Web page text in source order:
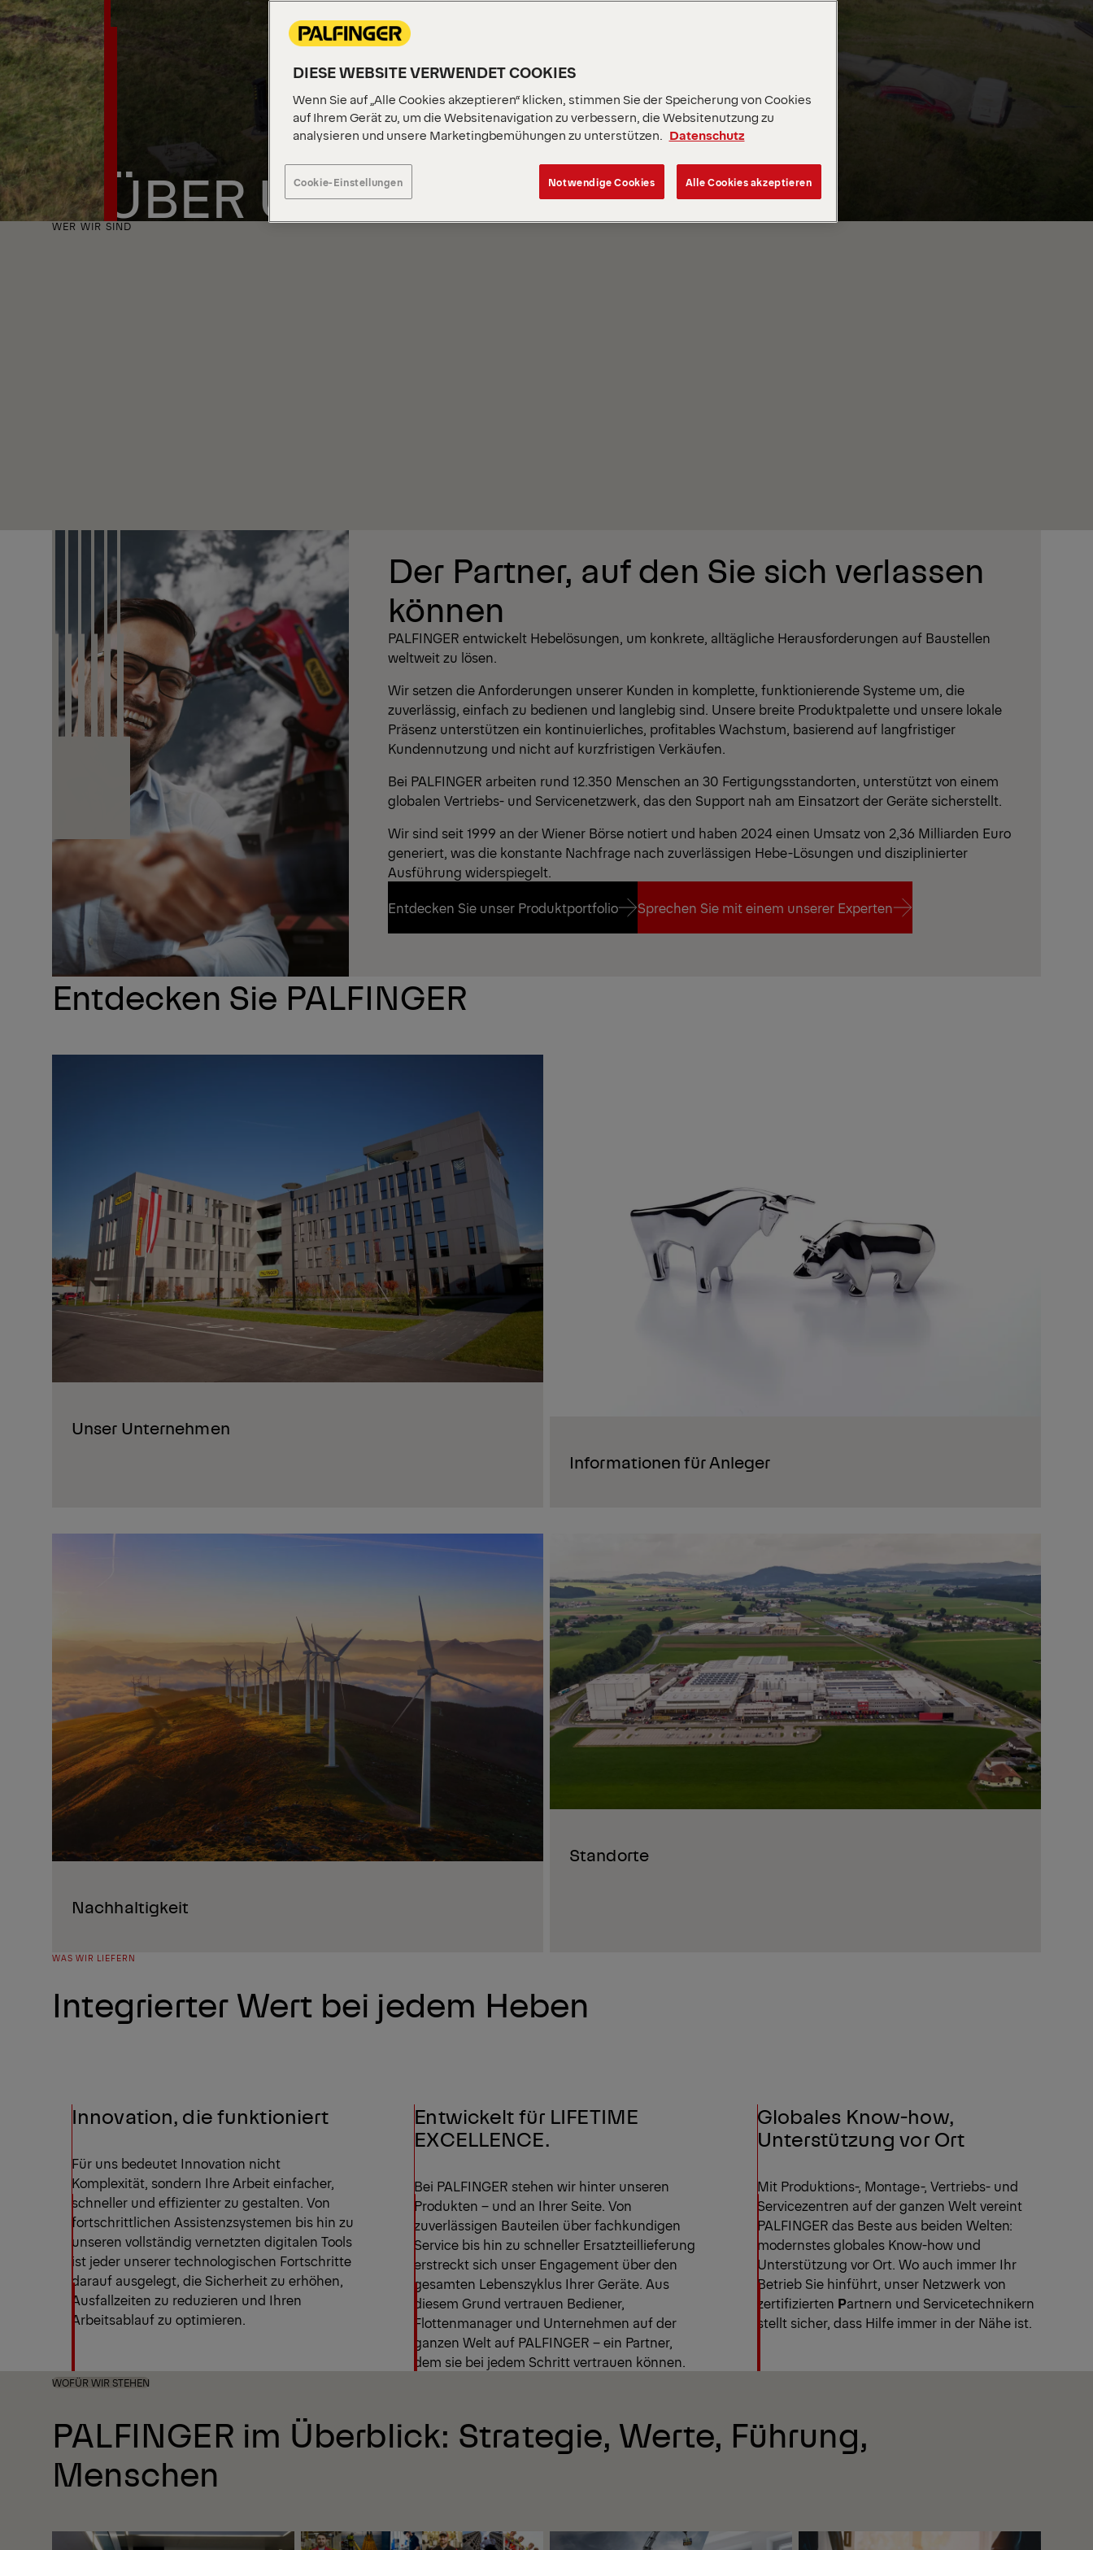
ÜBER UNS
WER WIR SIND
Der Partner, auf den Sie sich verlassen
können
PALFINGER entwickelt Hebelösungen, um konkrete, alltägliche Herausforderungen auf Baustellen
weltweit zu lösen.
Wir setzen die Anforderungen unserer Kunden in komplette, funktionierende Systeme um, die
zuverlässig, einfach zu bedienen und langlebig sind. Unsere breite Produktpalette und unsere lokale
Präsenz unterstützen ein kontinuierliches, profitables Wachstum, basierend auf langfristiger
Kundennutzung und nicht auf kurzfristigen Verkäufen.
Bei PALFINGER arbeiten rund 12.350 Menschen an 30 Fertigungsstandorten, unterstützt von einem
globalen Vertriebs- und Servicenetzwerk, das den Support nah am Einsatzort der Geräte sicherstellt.
Wir sind seit 1999 an der Wiener Börse notiert und haben 2024 einen Umsatz von 2,36 Milliarden Euro
generiert, was die konstante Nachfrage nach zuverlässigen Hebe-Lösungen und disziplinierter
Ausführung widerspiegelt.
Entdecken Sie unser Produktportfolio
Sprechen Sie mit einem unserer Experten
Entdecken Sie PALFINGER
Unser Unternehmen
Informationen für Anleger
Nachhaltigkeit
Standorte
WAS WIR LIEFERN
Integrierter Wert bei jedem Heben
Innovation, die funktioniert
Für uns bedeutet Innovation nicht
Komplexität, sondern Ihre Arbeit einfacher,
schneller und effizienter zu gestalten. Von
fortschrittlichen Assistenzsystemen bis hin zu
unseren vollständig vernetzten digitalen Tools
ist jeder unserer technologischen Fortschritte
darauf ausgelegt, die Sicherheit zu erhöhen,
Ausfallzeiten zu reduzieren und Ihren
Arbeitsablauf zu optimieren.
Entwickelt für LIFETIME
EXCELLENCE.
Bei PALFINGER stehen wir hinter unseren
Produkten – und an Ihrer Seite. Von
zuverlässigen Bauteilen über fachkundigen
Service bis hin zu schneller Ersatzteillieferung
erstreckt sich unser Engagement über den
gesamten Lebenszyklus Ihrer Geräte. Aus
diesem Grund vertrauen Bediener,
Flottenmanager und Unternehmen auf der
ganzen Welt auf PALFINGER – ein Partner,
dem sie bei jedem Schritt vertrauen können.
Globales Know-how,
Unterstützung vor Ort
Mit Produktions-, Montage-, Vertriebs- und
Servicezentren auf der ganzen Welt vereint
PALFINGER das Beste aus beiden Welten:
modernstes globales Know-how und
Unterstützung vor Ort. Wo auch immer Ihr
Betrieb Sie hinführt, unser Netzwerk von
zertifizierten Partnern und Servicetechnikern
stellt sicher, dass Hilfe immer in der Nähe ist.
WOFÜR WIR STEHEN
PALFINGER im Überblick: Strategie, Werte, Führung,
Menschen
DIESE WEBSITE VERWENDET COOKIES
Wenn Sie auf „Alle Cookies akzeptieren“ klicken, stimmen Sie der Speicherung von Cookies
auf Ihrem Gerät zu, um die Websitenavigation zu verbessern, die Websitenutzung zu
analysieren und unsere Marketingbemühungen zu unterstützen.
Datenschutz
Cookie-Einstellungen Notwendige Cookies Alle Cookies akzeptieren